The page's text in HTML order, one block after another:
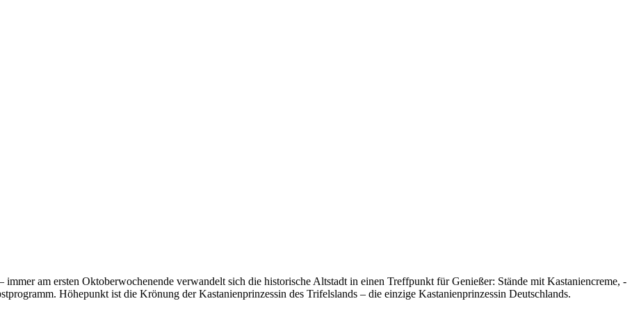
am ersten Oktoberwochenende verwandelt sich die historische Altstadt in einen Treffpunkt für Genießer: Stände mit Kastaniencreme, -
Höhepunkt ist die Krönung der Kastanienprinzessin des Trifelslands – die einzige Kastanienprinzessin Deutschlands.